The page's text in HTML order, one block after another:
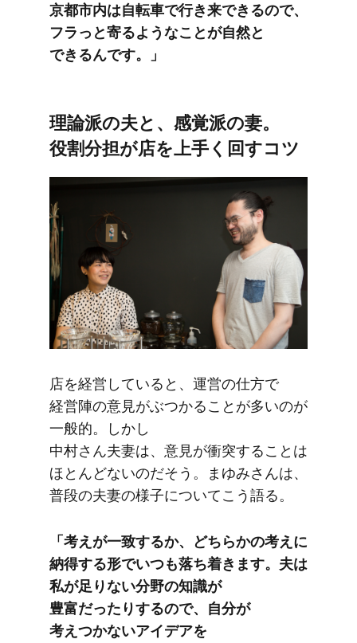
京都市内は​自転車で​行き来できるので、​
フラっと​寄るような​ことが​自然と​
できるんです。」
理論派の​夫と、​感覚派の​妻。​
役割分担が​店を​上手く​回すコツ
店を​経営していると、​運営の​仕方で​
経営陣の​意見が​ぶつかる​ことが​多いのが​
一般的。​しかし​
中村さん​夫妻は、​意見が​衝突する​ことは​
ほとんどないのだそう。​まゆみさんは、​
普段の​夫妻の​様子に​ついて​こう​語る。
「考えが​一致するか、​どちらかの​考えに​
納得する​形で​いつも​落ち着きます。​夫は​
私が​足りない​分野の​知識が​
豊富だったりするので、​自分が​
考えつかない​アイデアを​